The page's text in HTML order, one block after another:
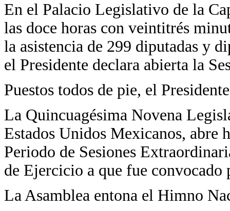
En el Palacio Legislativo de la
las doce horas con veintitrés
la asistencia de 299 diputadas y
el Presidente declara abierta la
Puestos todos de pie, el
La Quincuagésima Novena
Estados Unidos Mexicanos, abre
Periodo de Sesiones
de Ejercicio a que fue
La Asamblea entona el Himno